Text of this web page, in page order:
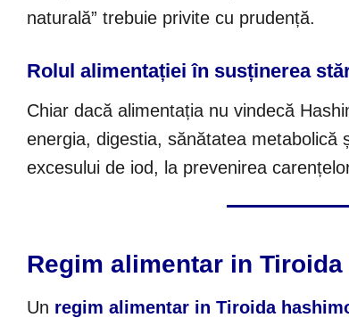
naturală” trebuie privite cu prudență.
Rolul alimentației în susținerea
Chiar dacă alimentația nu vindecă
energia, digestia, sănătatea metabolică
excesului de iod, la prevenirea
Regim alimentar in
Un regim alimentar in Tiroida